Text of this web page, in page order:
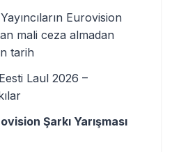
Yayıncıların Eurovision
mali ceza almadan
tarih
Laul 2026 –
Şarkı Yarışması